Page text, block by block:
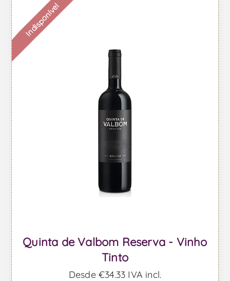
Indisponível
Quinta de Valbom Reserva - Vinho
Tinto
Desde €34,33 IVA incl.